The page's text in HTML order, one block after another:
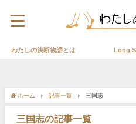
わたしの決断物語とは Long
ホーム 記事一覧 三国志
三国志の記事一覧